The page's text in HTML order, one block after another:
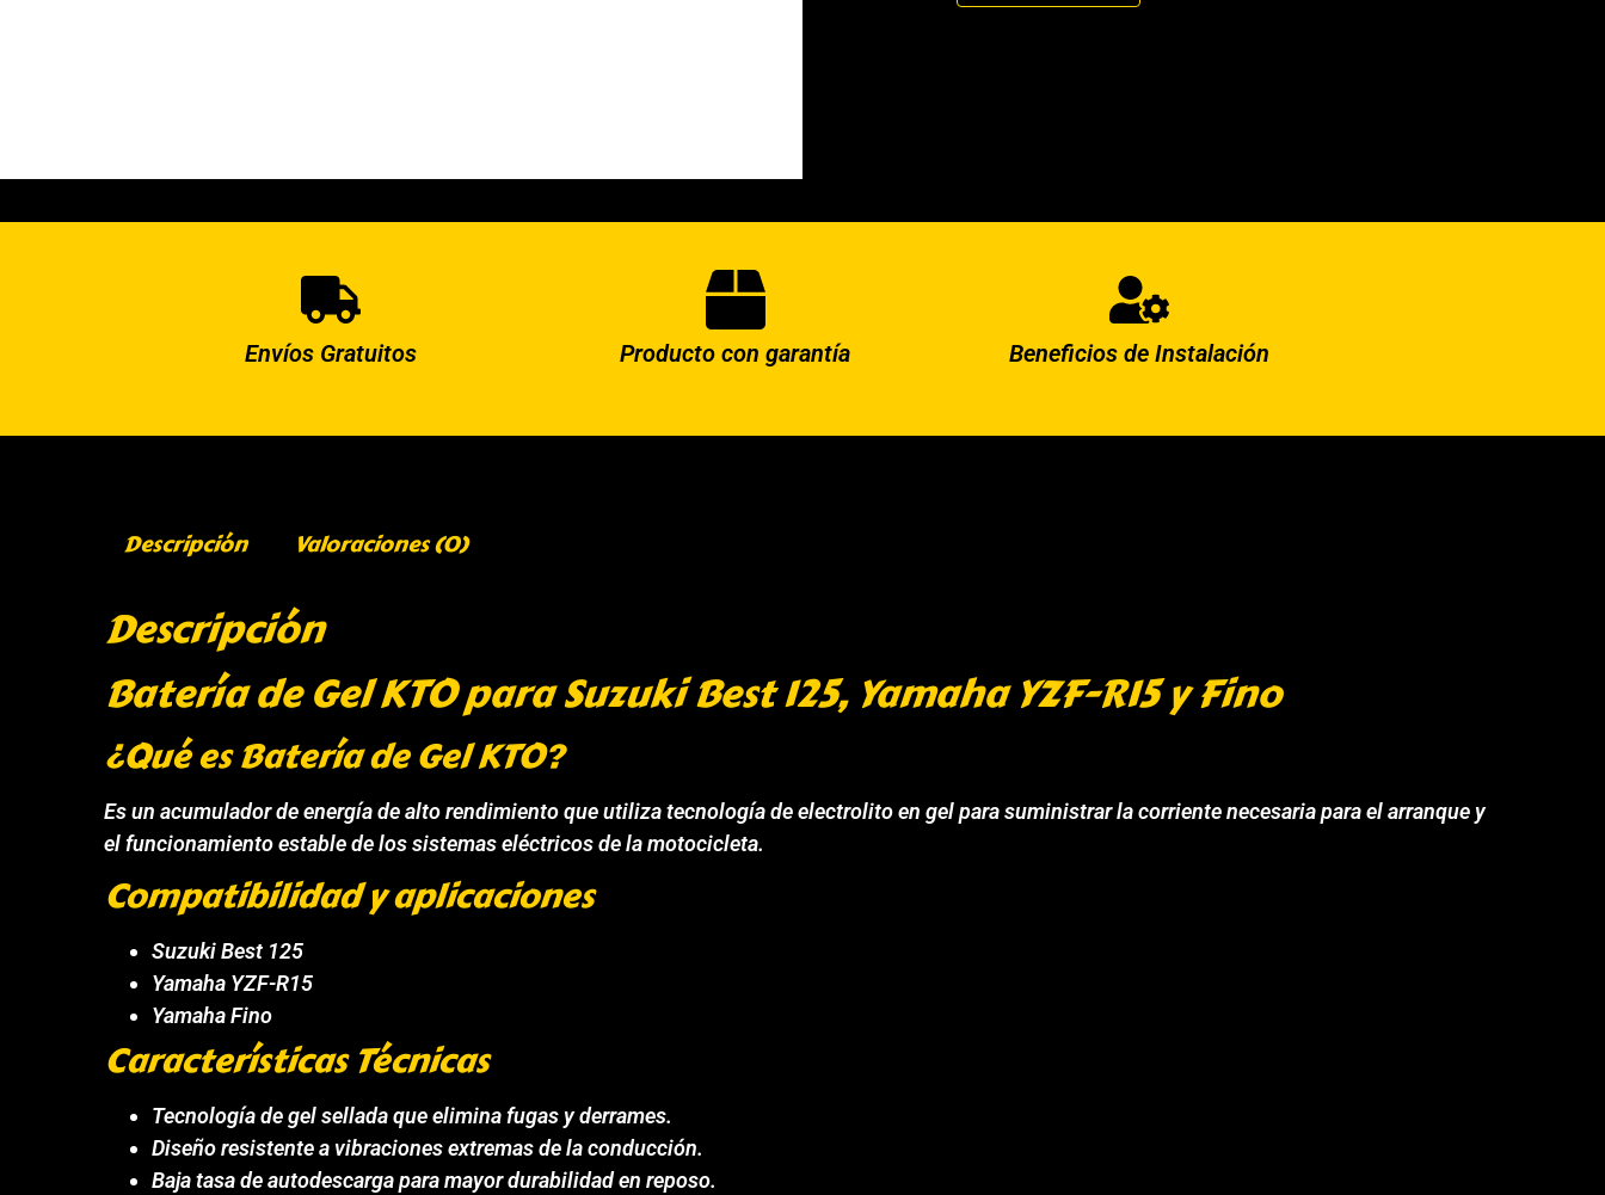
Envíos Gratuitos Producto con garantía Beneficios de Instalación
Descripción Valoraciones (0)
Descripción
Batería de Gel KTO para Suzuki Best 125, Yamaha YZF-R15 y Fino
¿Qué es Batería de Gel KTO?
Es un acumulador de energía de alto rendimiento que utiliza tecnología de electrolito en gel para suministrar la corriente necesaria para el arranque y
el funcionamiento estable de los sistemas eléctricos de la motocicleta.
Compatibilidad y aplicaciones
Suzuki Best 125
Yamaha YZF-R15
Yamaha Fino
Características Técnicas
Tecnología de gel sellada que elimina fugas y derrames.
Diseño resistente a vibraciones extremas de la conducción.
Baja tasa de autodescarga para mayor durabilidad en reposo.